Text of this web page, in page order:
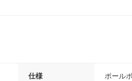
仕様 ポール